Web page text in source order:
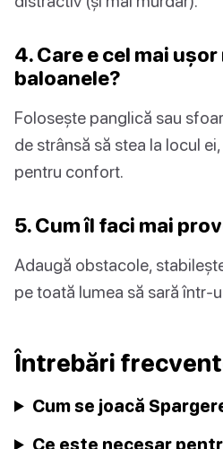
4. Care e cel mai ușor
baloanele?
Folosește panglică sau
de strânsă să stea la locul
pentru confort.
5. Cum îl faci mai
Adaugă obstacole,
pe toată lumea să sară într-
Întrebări
Cum se joacă
Ce este necesar